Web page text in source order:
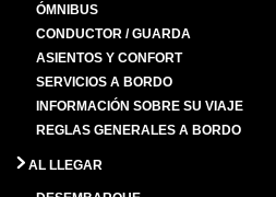
ÓMNIBUS
CONDUCTOR / GUARDA
ASIENTOS Y CONFORT
SERVICIOS A BORDO
INFORMACIÓN SOBRE SU VIAJE
REGLAS GENERALES A BORDO
AL LLEGAR